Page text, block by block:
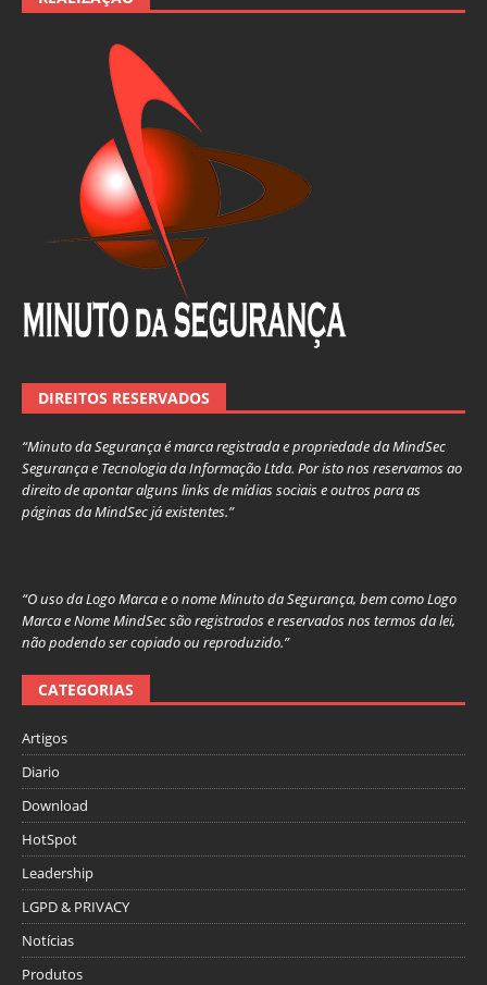
DIREITOS RESERVADOS
“Minuto da Segurança é marca registrada e propriedade da MindSec
Segurança e Tecnologia da Informação Ltda. Por isto nos reservamos ao
direito de apontar alguns links de mídias sociais e outros para as
páginas da MindSec já existentes.”
“O uso da Logo Marca e o nome Minuto da Segurança, bem como Logo
Marca e Nome MindSec são registrados e reservados nos termos da lei,
não podendo ser copiado ou reproduzido.”
CATEGORIAS
Artigos
Diario
Download
HotSpot
Leadership
LGPD & PRIVACY
Notícias
Produtos